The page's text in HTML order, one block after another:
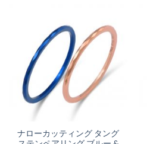
ナローカッティング タング